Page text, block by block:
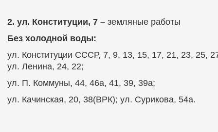
2. ул. Конституции, 7 – земляные работы
Без холодной воды:
ул. Конституции СССР, 7, 9, 13, 15, 17, 21, 23, 25,
ул. Ленина, 24, 22;
ул. П. Коммуны, 44, 46а, 41, 39, 39а;
ул. Качинская, 20, 38(ВРК); ул. Сурикова, 54а.